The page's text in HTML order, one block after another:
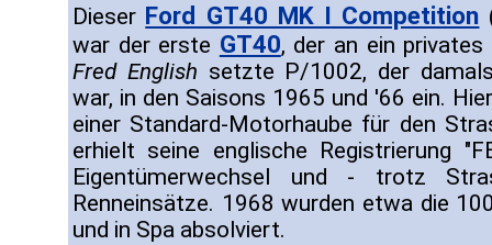
Dieser Ford GT40 MK I Competition
war der erste GT40, der an ein
Fred English setzte P/1002, der
war, in den Saisons 1965 und '66 ein.
einer Standard-Motorhaube für den
erhielt seine englische Registrierung
Eigentümerwechsel und - trotz
Renneinsätze. 1968 wurden etwa die
und in Spa absolviert.